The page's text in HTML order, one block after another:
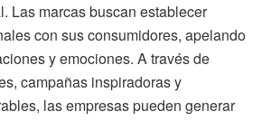
Las marcas buscan establecer
con sus consumidores, apelando
y emociones. A través de
campañas inspiradoras y
las empresas pueden generar